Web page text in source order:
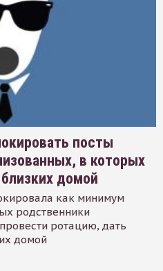
посты
в которых
домой
как минимум
родственники
ротацию, дать
домой